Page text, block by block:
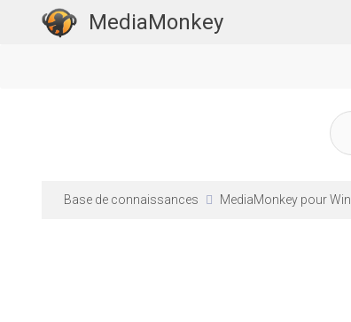
MediaMonkey
Base de connaissances MediaMonkey pour